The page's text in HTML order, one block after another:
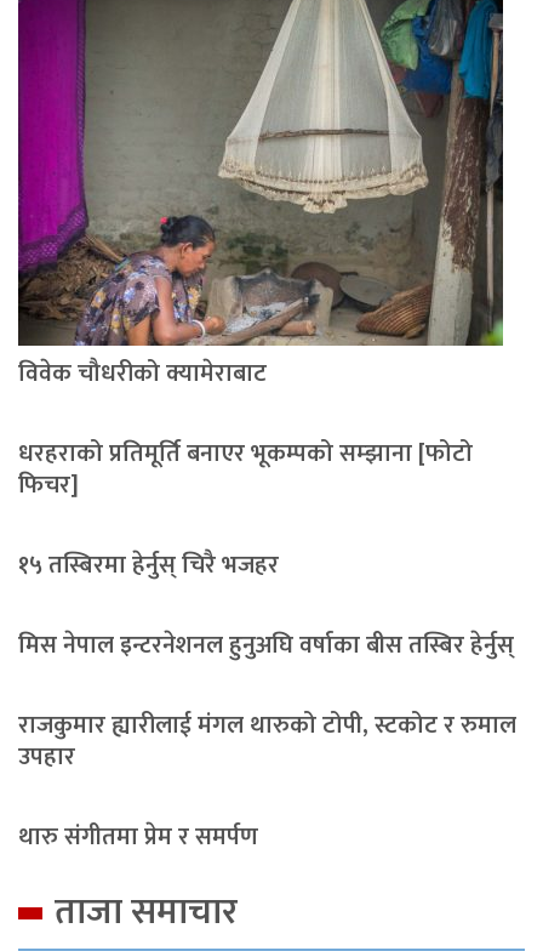
विवेक चौधरीको क्यामेराबाट
धरहराको प्रतिमूर्ति बनाएर भूकम्पको सम्झाना [फोटो
फिचर]
१५ तस्बिरमा हेर्नुस् चिरै भजहर
मिस नेपाल इन्टरनेशनल हुनुअघि वर्षाका बीस तस्बिर हेर्नुस्
राजकुमार ह्यारीलाई मंगल थारुको टोपी, स्टकोट र रुमाल
उपहार
थारु संगीतमा प्रेम र समर्पण
ताजा समाचार